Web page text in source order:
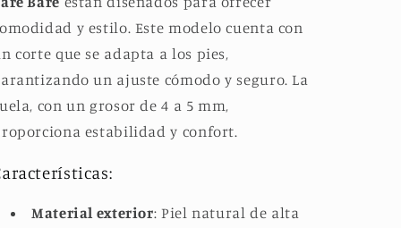
y estilo. Este modelo cuenta con
corte que se adapta a los pies,
un ajuste cómodo y seguro. La
con un grosor de 4 a 5 mm,
estabilidad y confort.
Material exterior: Piel natural de alta